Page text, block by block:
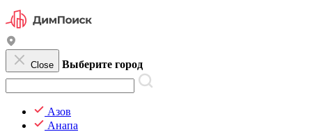
Close Выберите город
Азов
Анапа